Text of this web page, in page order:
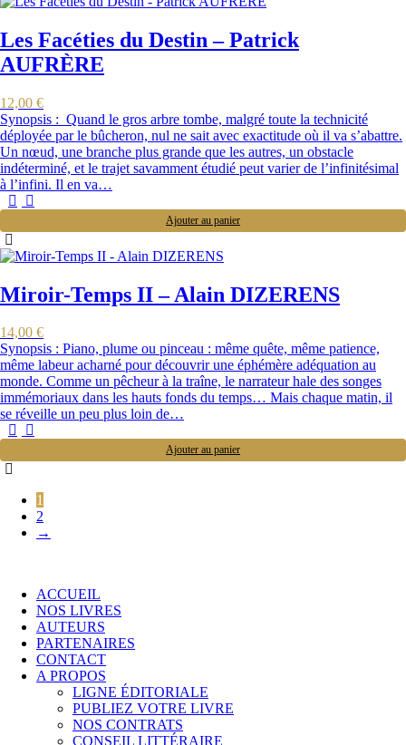
Les Facéties du Destin – Patrick
AUFRÈRE
12,00 €
Synopsis : Quand le gros arbre tombe, malgré toute la technicité
déployée par le bûcheron, nul ne sait avec exactitude où il va s’abattre.
Un nœud, une branche plus grande que les autres, un obstacle
indéterminé, et le trajet savamment étudié peut varier de l’infinitésimal
à l’infini. Il en va…
Ajouter au panier
Miroir-Temps II – Alain DIZERENS
14,00 €
Synopsis : Piano, plume ou pinceau : même quête, même patience,
même labeur acharné pour découvrir une éphémère adéquation au
monde. Comme un pêcheur à la traîne, le narrateur hale des songes
immémoriaux dans les hauts fonds du temps… Mais chaque matin, il
se réveille un peu plus loin de…
Ajouter au panier
1
2
→
ACCUEIL
NOS LIVRES
AUTEURS
PARTENAIRES
CONTACT
A PROPOS
LIGNE ÉDITORIALE
PUBLIEZ VOTRE LIVRE
NOS CONTRATS
CONSEIL LITTÉRAIRE